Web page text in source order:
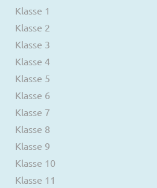
Klasse 1
Klasse 2
Klasse 3
Klasse 4
Klasse 5
Klasse 6
Klasse 7
Klasse 8
Klasse 9
Klasse 10
Klasse 11